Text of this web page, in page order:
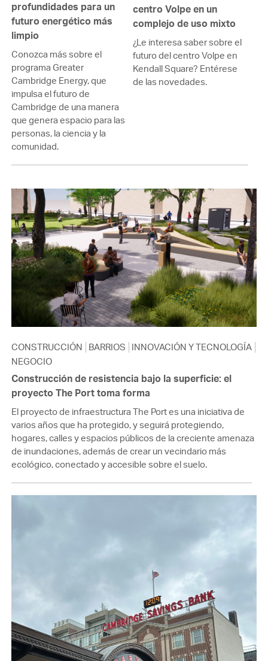
profundidades para un
futuro energético más
limpio
Conozca más sobre el
programa Greater
Cambridge Energy, que
impulsa el futuro de
Cambridge de una manera
que genera espacio para las
personas, la ciencia y la
comunidad.
centro Volpe en un
complejo de uso mixto
¿Le interesa saber sobre el
futuro del centro Volpe en
Kendall Square? Entérese
de las novedades.
CONSTRUCCIÓN BARRIOS
INNOVACIÓN Y TECNOLOGÍA
NEGOCIO
Construcción de resistencia bajo la superficie: el
proyecto The Port toma forma
El proyecto de infraestructura The Port es una iniciativa de
varios años que ha protegido, y seguirá protegiendo,
hogares, calles y espacios públicos de la creciente amenaza
de inundaciones, además de crear un vecindario más
ecológico, conectado y accesible sobre el suelo.